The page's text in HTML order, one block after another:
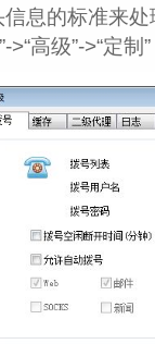
息的标准来处
高级”->“定制